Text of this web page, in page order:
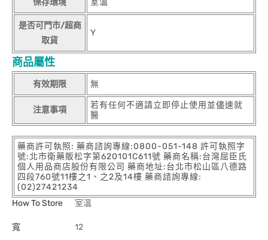
保存環境 室溫
是否可門市/超商
取貨
Y
商品屬性
有效期限 無
注意事項
若有任何不適請立即停止使用並儘速就
醫
藥商許可執照: 藥商諮詢專線:0800-051-148 許可執照字
號:北市衛藥販松字第620101C611號 藥商名稱:台灣屈臣氏
個人用品商店股份有限公司 藥商地址:台北市松山區八德路
四段760號11樓之1、之2及14樓 藥商諮詢專線:
(02)27421234
How To Store
室溫
寬 12